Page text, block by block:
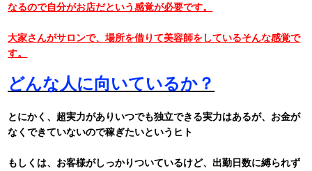
なるので自分がお店だという感覚が必要です。
大家さんがサロンで、場所を借りて美容師をしているそんな感覚で
す。
どんな人に向いているか？
とにかく、超実力がありいつでも独立できる実力はあるが、お金が
なくできていないので稼ぎたいというヒト
もしくは、お客様がしっかりついているけど、出勤日数に縛られず